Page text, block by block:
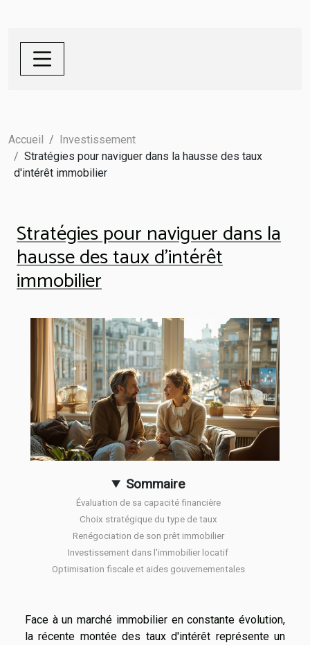
Accueil
Investissement
Stratégies pour naviguer dans la hausse des taux
d'intérêt immobilier
Stratégies pour naviguer dans la
hausse des taux d'intérêt
immobilier
Sommaire
Évaluation de sa capacité financière
Choix stratégique du type de taux
Renégociation de son prêt immobilier
Investissement dans l'immobilier locatif
Optimisation fiscale et aides gouvernementales
Face à un marché immobilier en constante évolution,
la récente montée des taux d'intérêt représente un